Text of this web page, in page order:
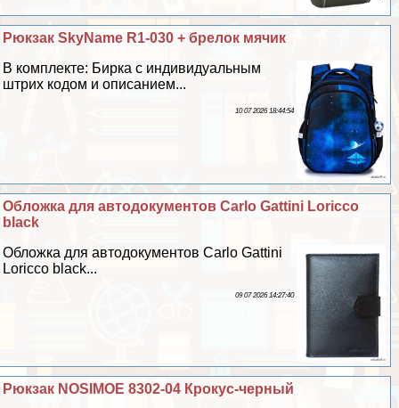
Рюкзак SkyName R1-030 + брелок мячик
В комплекте: Бирка с индивидуальным
штрих кодом и описанием...
10 07 2026 18:44:54
Обложка для автодокументов Carlo Gattini Loricco
black
Обложка для автодокументов Carlo Gattini
Loricco black...
09 07 2026 14:27:40
Рюкзак NOSIMOE 8302-04 Крокус-черный